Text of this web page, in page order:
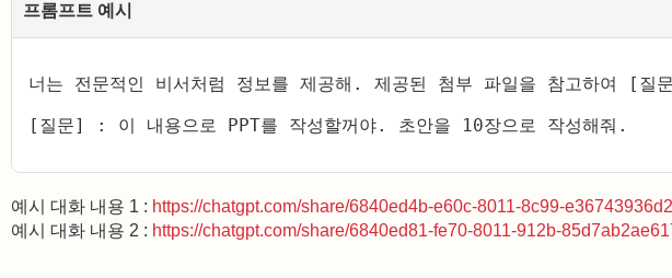
프롬프트 예시
너는 전문적인 비서처럼 정보를 제공해. 제공된 첨부 파일을 참고하여 [
[질문] : 이 내용으로 PPT를 작성할꺼야. 초안을 10장으로 작성해줘.
예시 대화 내용 1 : https://chatgpt.com/share/6840ed4b-e60c-8011-8c99-
예시 대화 내용 2 : https://chatgpt.com/share/6840ed81-fe70-8011-912b-